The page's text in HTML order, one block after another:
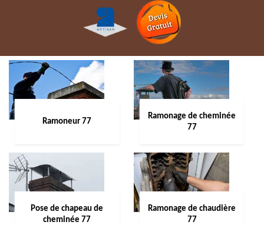
Ramoneur 77
Ramonage de cheminée
77
Pose de chapeau de
cheminée 77
Ramonage de chaudière
77